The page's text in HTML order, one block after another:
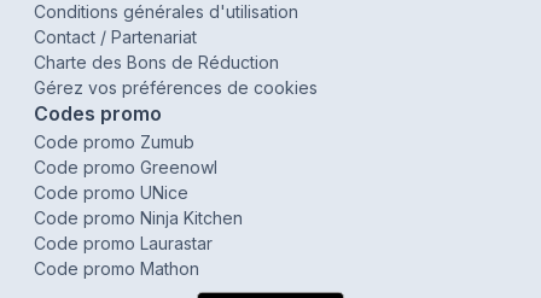
Conditions générales d'utilisation
Contact / Partenariat
Charte des Bons de Réduction
Gérez vos préférences de cookies
Codes promo
Code promo Zumub
Code promo Greenowl
Code promo UNice
Code promo Ninja Kitchen
Code promo Laurastar
Code promo Mathon